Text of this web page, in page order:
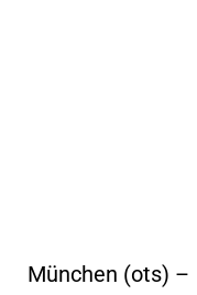
München (ots) –